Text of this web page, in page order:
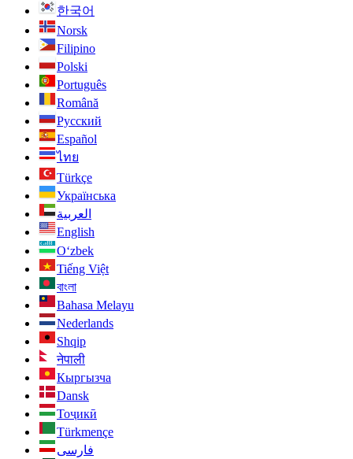
한국어
Norsk
Filipino
Polski
Português
Română
Русский
Español
ไทย
Türkçe
Українська
العربية
English
O‘zbek
Tiếng Việt
বাংলা
Bahasa Melayu
Nederlands
Shqip
नेपाली
Кыргызча
Dansk
Тоҷикӣ
Türkmençe
فارسی